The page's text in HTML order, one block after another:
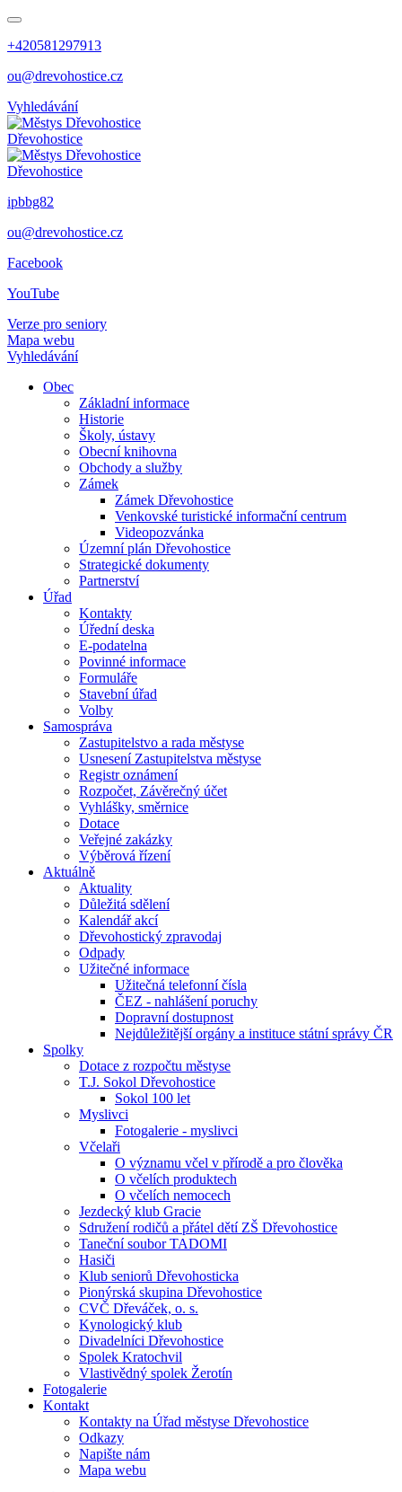
+420581297913
ou@drevohostice.cz
Vyhledávání
Dřevohostice
Dřevohostice
ipbbg82
ou@drevohostice.cz
Facebook
YouTube
Verze pro seniory
Mapa webu
Vyhledávání
Obec
Základní informace
Historie
Školy, ústavy
Obecní knihovna
Obchody a služby
Zámek
Zámek Dřevohostice
Venkovské turistické informační centrum
Videopozvánka
Územní plán Dřevohostice
Strategické dokumenty
Partnerství
Úřad
Kontakty
Úřední deska
E-podatelna
Povinné informace
Formuláře
Stavební úřad
Volby
Samospráva
Zastupitelstvo a rada městyse
Usnesení Zastupitelstva městyse
Registr oznámení
Rozpočet, Závěrečný účet
Vyhlášky, směrnice
Dotace
Veřejné zakázky
Výběrová řízení
Aktuálně
Aktuality
Důležitá sdělení
Kalendář akcí
Dřevohostický zpravodaj
Odpady
Užitečné informace
Užitečná telefonní čísla
ČEZ - nahlášení poruchy
Dopravní dostupnost
Nejdůležitější orgány a instituce státní správy ČR
Spolky
Dotace z rozpočtu městyse
T.J. Sokol Dřevohostice
Sokol 100 let
Myslivci
Fotogalerie - myslivci
Včelaři
O významu včel v přírodě a pro člověka
O včelích produktech
O včelích nemocech
Jezdecký klub Gracie
Sdružení rodičů a přátel dětí ZŠ Dřevohostice
Taneční soubor TADOMI
Hasiči
Klub seniorů Dřevohosticka
Pionýrská skupina Dřevohostice
CVČ Dřeváček, o. s.
Kynologický klub
Divadelníci Dřevohostice
Spolek Kratochvil
Vlastivědný spolek Žerotín
Fotogalerie
Kontakt
Kontakty na Úřad městyse Dřevohostice
Odkazy
Napište nám
Mapa webu